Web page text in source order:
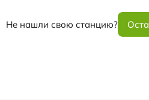
Не нашли свою станцию?